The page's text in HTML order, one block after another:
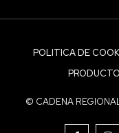
POLITICA DE
© CADENA